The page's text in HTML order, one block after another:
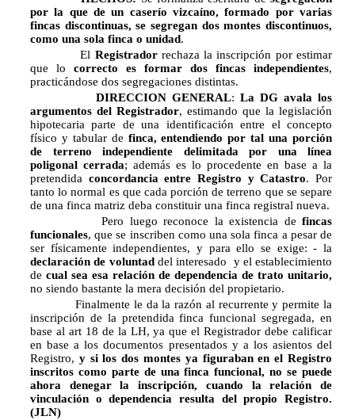
por la que de un caserío vizcaíno, formado por varias
fincas discontinuas, se segregan dos montes discontinuos,
como una sola finca o unidad.
El Registradorrechaza la inscripción por estimar
que lo correcto es formar dos fincas independientes,
practicándose dos segregaciones distintas.
DIRECCION GENERAL:La DG avala los
argumentos del Registrador, estimando que la legislación
hipotecaria parte de una identificación entre el concepto
físico y tabular de finca, entendiendo por tal una porción
de terreno independiente delimitada por una línea
poligonal cerrada; además es lo procedente en base a la
pretendida concordancia entre Registro y Catastro. Por
tanto lo normal es que cada porción de terreno que se separe
de una finca matriz deba constituir una finca registral nueva.
Pero luego reconoce la existencia de  fincas
funcionales, que se inscriben como una sola finca a pesar de
ser físicamente independientes, y para ello se exige: - la
declaración de voluntaddel interesado  y el establecimiento
de cual sea esa relación de dependencia de trato unitario,
no siendo bastante la mera decisión del propietario.
Finalmente le da la razón al recurrente y permite la
inscripción de la pretendida finca funcional segregada, en
base al art 18 de la LH, ya que el Registrador debe calificar
en base a los documentos presentados y a los asientos del
Registro, y si los dos montes ya figuraban en el Registro
inscritos como parte de una finca funcional, no se puede
ahora denegar la inscripción, cuando la relación de
vinculación o dependencia resulta del propio Registro.
(JLN)